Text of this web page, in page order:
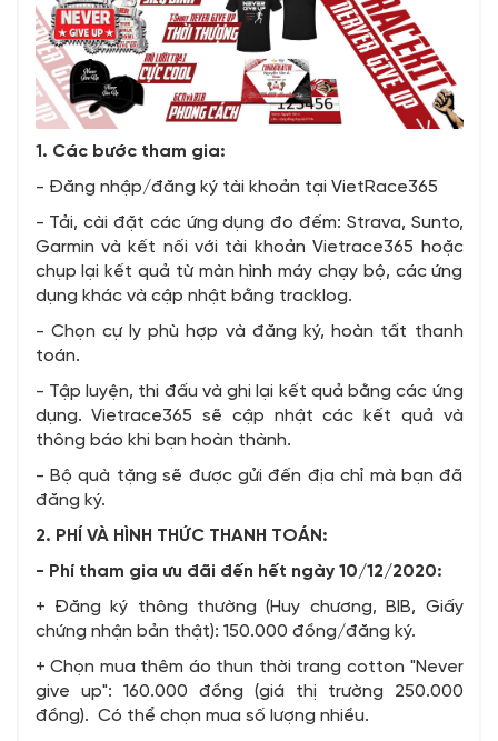
1. Các bước tham gia:
- Đăng nhập/đăng ký tài khoản tại VietRace365
- Tải, cài đặt các ứng dụng đo đếm: Strava, Sunto,
Garmin và kết nối với tài khoản Vietrace365 hoặc
chụp lại kết quả từ màn hình máy chạy bộ, các ứng
dụng khác và cập nhật bằng tracklog.
- Chọn cự ly phù hợp và đăng ký, hoàn tất thanh
toán.
- Tập luyện, thi đấu và ghi lại kết quả bằng các ứng
dụng. Vietrace365 sẽ cập nhật các kết quả và
thông báo khi bạn hoàn thành.
- Bộ quà tặng sẽ được gửi đến địa chỉ mà bạn đã
đăng ký.
2. PHÍ VÀ HÌNH THỨC THANH TOÁN:
- Phí tham gia ưu đãi đến hết ngày 10/12/2020:
+ Đăng ký thông thường (Huy chương, BIB, Giấy
chứng nhận bản thật): 150.000 đồng/đăng ký.
+ Chọn mua thêm áo thun thời trang cotton "Never
give up": 160.000 đồng (giá thị trường 250.000
đồng). Có thể chọn mua số lượng nhiều.